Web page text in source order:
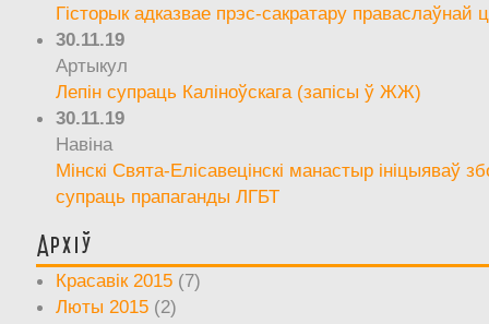
Гісторык адказвае прэс-сакратару праваслаўнай
30.11.19
Артыкул
Лепін супраць Каліноўскага (запісы ў ЖЖ)
30.11.19
Навіна
Мінскі Свята-Елісавецінскі манастыр ініцыяваў
супраць прапаганды ЛГБТ
Архіў
Красавік 2015 (7)
Люты 2015 (2)